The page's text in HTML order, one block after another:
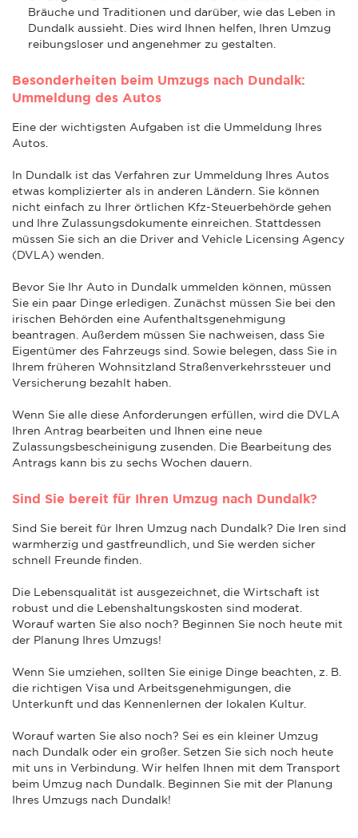
Bräuche und Traditionen und darüber, wie das Leben in
Dundalk aussieht. Dies wird Ihnen helfen, Ihren Umzug
reibungsloser und angenehmer zu gestalten.
Besonderheiten beim Umzugs nach Dundalk:
Ummeldung des Autos
Eine der wichtigsten Aufgaben ist die Ummeldung Ihres
Autos.
In Dundalk ist das Verfahren zur Ummeldung Ihres Autos
etwas komplizierter als in anderen Ländern. Sie können
nicht einfach zu Ihrer örtlichen Kfz-Steuerbehörde gehen
und Ihre Zulassungsdokumente einreichen. Stattdessen
müssen Sie sich an die Driver and Vehicle Licensing Agency
(DVLA) wenden.
Bevor Sie Ihr Auto in Dundalk ummelden können, müssen
Sie ein paar Dinge erledigen. Zunächst müssen Sie bei den
irischen Behörden eine Aufenthaltsgenehmigung
beantragen. Außerdem müssen Sie nachweisen, dass Sie
Eigentümer des Fahrzeugs sind. Sowie belegen, dass Sie in
Ihrem früheren Wohnsitzland Straßenverkehrssteuer und
Versicherung bezahlt haben.
Wenn Sie alle diese Anforderungen erfüllen, wird die DVLA
Ihren Antrag bearbeiten und Ihnen eine neue
Zulassungsbescheinigung zusenden. Die Bearbeitung des
Antrags kann bis zu sechs Wochen dauern.
Sind Sie bereit für Ihren Umzug nach Dundalk?
Sind Sie bereit für Ihren Umzug nach Dundalk? Die Iren sind
warmherzig und gastfreundlich, und Sie werden sicher
schnell Freunde finden.
Die Lebensqualität ist ausgezeichnet, die Wirtschaft ist
robust und die Lebenshaltungskosten sind moderat.
Worauf warten Sie also noch? Beginnen Sie noch heute mit
der Planung Ihres Umzugs!
Wenn Sie umziehen, sollten Sie einige Dinge beachten, z. B.
die richtigen Visa und Arbeitsgenehmigungen, die
Unterkunft und das Kennenlernen der lokalen Kultur.
Worauf warten Sie also noch? Sei es ein kleiner Umzug
nach Dundalk oder ein großer. Setzen Sie sich noch heute
mit uns in Verbindung. Wir helfen Ihnen mit dem Transport
beim Umzug nach Dundalk. Beginnen Sie mit der Planung
Ihres Umzugs nach Dundalk!